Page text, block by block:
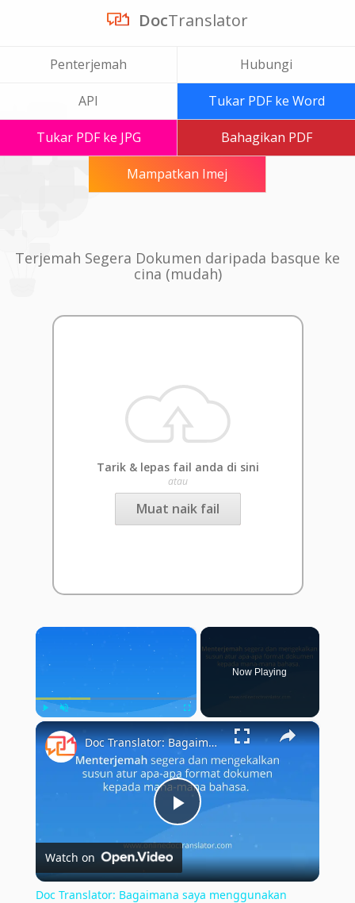
DocTranslator
Penterjemah Hubungi
API Tukar PDF ke Word
Tukar PDF ke JPG Bahagikan PDF
Mampatkan Imej
Terjemah Segera Dokumen daripada basque ke
cina (mudah)
Tarik & lepas fail anda di sini
atau
Muat naik fail
×
Play Unmute Fullscreen
Now Playing
×
Play
Video
Doc Translator: Bagaimana saya menggunakan penterjemah dokumen?
Watch on
Doc Translator: Bagaimana saya menggunakan